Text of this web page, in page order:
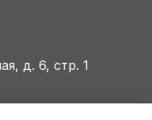
д. 6, стр. 1